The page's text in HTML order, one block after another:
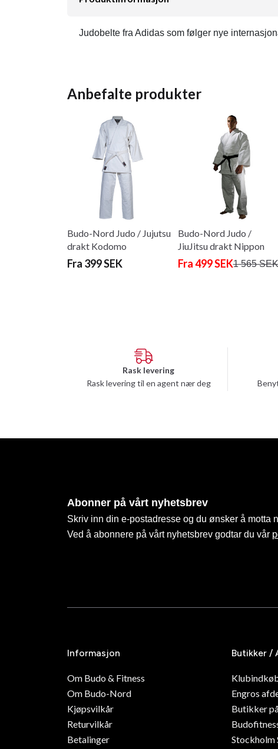
Judobelte fra Adidas som følger nye
Anbefalte produkter
Budo-Nord Judo / Jujutsu
drakt Kodomo
Fra 399 SEK
Budo-Nord Judo /
JiuJitsu drakt Nippon
Sensei
Fra 499 SEK1 565 SEK
Rask levering
Rask levering til en agent nær deg
Abonner på vårt nyhetsbrev
Skriv inn din e-postadresse og du ønsker å motta
Ved å abonnere på vårt nyhetsbrev godtar du vår
Informasjon
Om Budo & Fitness
Om Budo-Nord
Kjøpsvilkår
Returvilkår
Betalinger
Butikker /
Engros
Butikker
Stockholm